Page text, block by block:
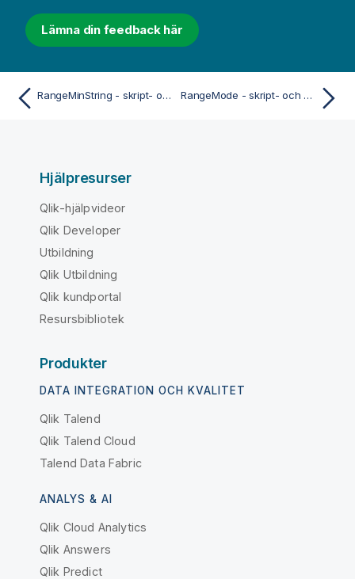
Lämna din feedback här
RangeMinString - skript- och diagramfunktion RangeMode - skript- och diagramfunktion
Hjälpresurser
Qlik-hjälpvideor
Qlik Developer
Utbildning
Qlik Utbildning
Qlik kundportal
Resursbibliotek
Produkter
DATA INTEGRATION OCH KVALITET
Qlik Talend
Qlik Talend Cloud
Talend Data Fabric
ANALYS & AI
Qlik Cloud Analytics
Qlik Answers
Qlik Predict